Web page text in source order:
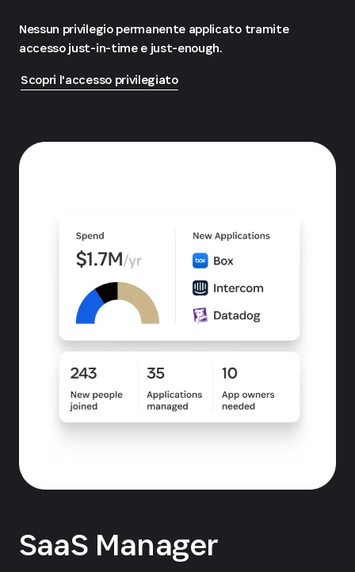
Nessun privilegio permanente applicato tramite
accesso just-in-time e just-enough.
Scopri l'accesso privilegiato
SaaS Manager